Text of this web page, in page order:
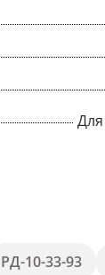
РД-10-33-93